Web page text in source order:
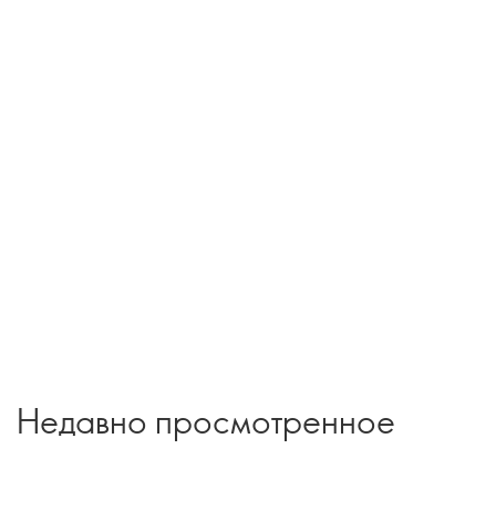
Недавно просмотренное